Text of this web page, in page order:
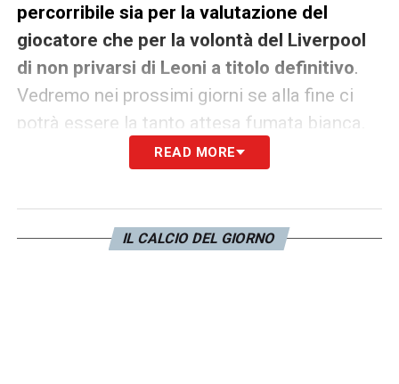
percorribile sia per la valutazione del
giocatore che per la volontà del Liverpool
di non privarsi di Leoni a titolo definitivo.
Vedremo nei prossimi giorni se alla fine ci
potrà essere la tanto attesa fumata bianca.
READ MORE
IL CALCIO DEL GIORNO